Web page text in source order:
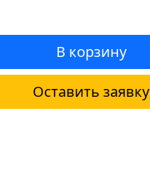
В корзину
Оставить заявку